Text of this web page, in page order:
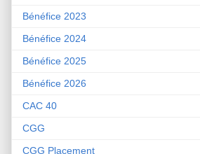
Bénéfice 2023
Bénéfice 2024
Bénéfice 2025
Bénéfice 2026
CAC 40
CGG
CGG Placement